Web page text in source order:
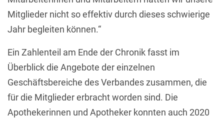
Mitglieder nicht so effektiv durch dieses schwierige
Jahr begleiten können.“
Ein Zahlenteil am Ende der Chronik fasst im
Überblick die Angebote der einzelnen
Geschäftsbereiche des Verbandes zusammen, die
für die Mitglieder erbracht worden sind. Die
Apothekerinnen und Apotheker konnten auch 2020